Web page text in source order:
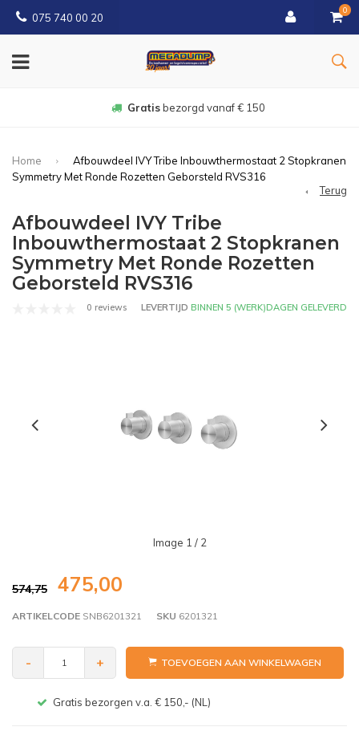
075 740 00 20
0
Gratisbezorgd vanaf € 150
Home
Afbouwdeel IVY Tribe Inbouwthermostaat 2 Stopkranen
Symmetry Met Ronde Rozetten Geborsteld RVS316
Terug
Afbouwdeel IVY Tribe
Inbouwthermostaat 2 Stopkranen
Symmetry Met Ronde Rozetten
Geborsteld RVS316
0 reviews LEVERTIJD BINNEN 5 (WERK)DAGEN GELEVERD
Image 1 / 2
574,75 475,00
ARTIKELCODE SNB6201321 SKU 6201321
- + TOEVOEGEN AAN WINKELWAGEN
Gratis bezorgen v.a. € 150,- (NL)